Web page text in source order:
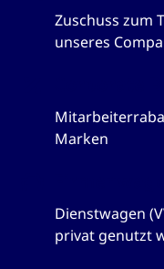
Zuschuss zum
unseres
Marken
Dienstwagen
privat genutzt